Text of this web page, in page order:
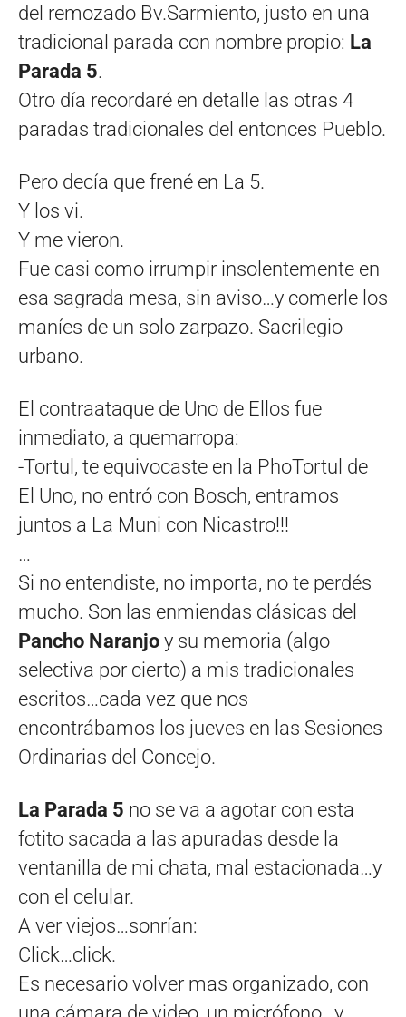
del remozado Bv.Sarmiento, justo en una
tradicional parada con nombre propio: La
Parada 5.
Otro día recordaré en detalle las otras 4
paradas tradicionales del entonces Pueblo.
Pero decía que frené en La 5.
Y los vi.
Y me vieron.
Fue casi como irrumpir insolentemente en
esa sagrada mesa, sin aviso…y comerle los
maníes de un solo zarpazo. Sacrilegio
urbano.
El contraataque de Uno de Ellos fue
inmediato, a quemarropa:
-Tortul, te equivocaste en la PhoTortul de
El Uno, no entró con Bosch, entramos
juntos a La Muni con Nicastro!!!
…
Si no entendiste, no importa, no te perdés
mucho. Son las enmiendas clásicas del
Pancho Naranjo y su memoria (algo
selectiva por cierto) a mis tradicionales
escritos…cada vez que nos
encontrábamos los jueves en las Sesiones
Ordinarias del Concejo.
La Parada 5 no se va a agotar con esta
fotito sacada a las apuradas desde la
ventanilla de mi chata, mal estacionada…y
con el celular.
A ver viejos…sonrían:
Click…click.
Es necesario volver mas organizado, con